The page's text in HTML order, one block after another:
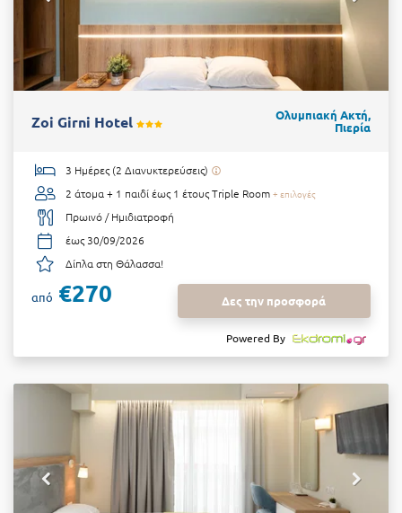
Zoi Girni Hotel
Ολυμπιακή Ακτή,
Πιερία
3 Ημέρες (2 Διανυκτερεύσεις)
2 άτομα + 1 παιδί έως 1 έτουςTriple Room + επιλογές
Πρωινό / Ημιδιατροφή
έως 30/09/2026
Δίπλα στη Θάλασσα!
από €270 Δες την προσφορά
Powered By